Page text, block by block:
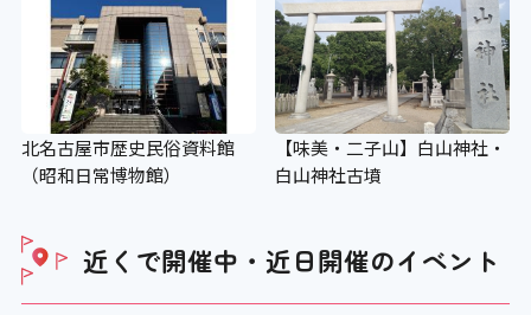
〇
ベビーカーの貸し出し
× ベビーカーの貸し出しについては、
対してベビーカーの無料貸し出しを実
北名古屋市歴史民俗資料館
（昭和日常博物館）
【味美・二子山】白山神社・
白山神社古墳
近くで開催中・近日開催のイベント